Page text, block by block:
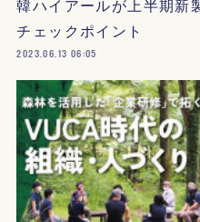
韓ハイアールが上半期新
チェックポイント
2023.06.13 06:05